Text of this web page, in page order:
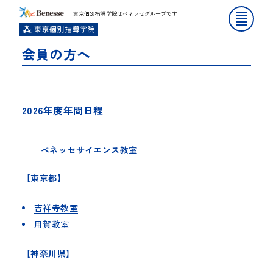
東京個別指導学院はベネッセグループです
会員の方へ
2026年度年間日程
ベネッセサイエンス教室
【東京都】
吉祥寺教室
用賀教室
【神奈川県】